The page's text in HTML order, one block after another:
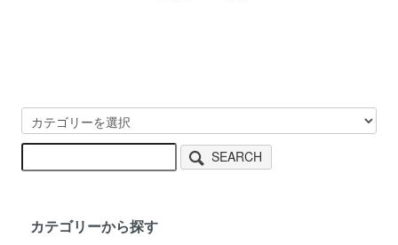
SEARCH
カテゴリーから探す